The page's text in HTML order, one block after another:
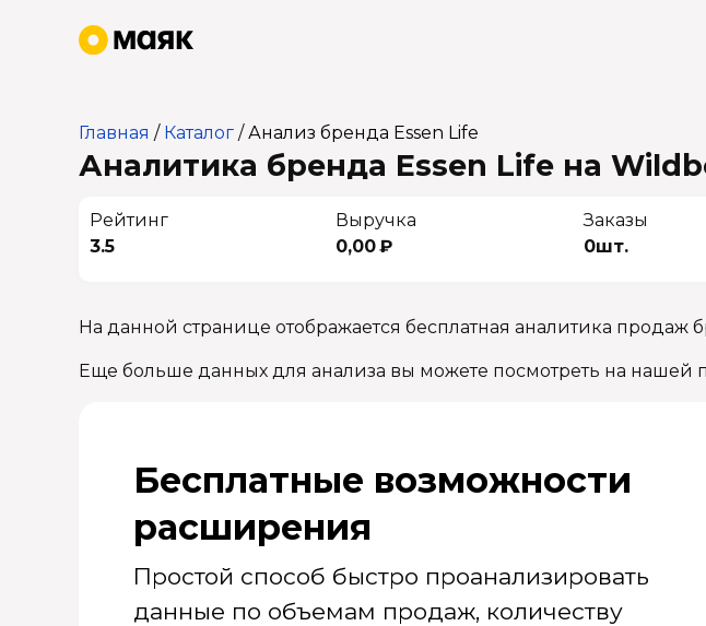
Главная / Каталог /Анализ бренда Essen Life
Аналитика бренда Essen Life на
Рейтинг
3.5
Выручка
0,00 ₽
Заказы
0шт.
На данной странице отображается бесплатная аналитика продаж
Еще больше данных для анализа вы можете посмотреть на нашей
Бесплатные возмож­ности
расширения
Простой способ быстро проанализировать
данные по объемам продаж, количеству